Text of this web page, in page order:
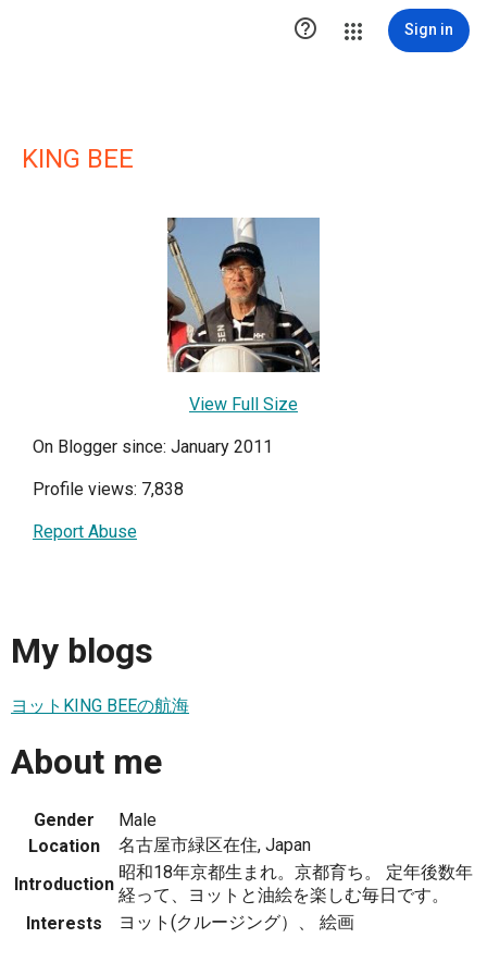
 Sign in
KING BEE
View Full Size
On Blogger since: January 2011
Profile views: 7,838
Report Abuse
My blogs
ヨットKING BEEの航海
About me
Gender
Male
Location
名古屋市緑区在住, Japan
Introduction
昭和18年京都生まれ。京都育ち。 定年後数年
経って、ヨットと油絵を楽しむ毎日です。
Interests
ヨット(クルージング）、 絵画